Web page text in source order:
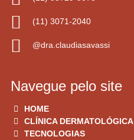
(11) 3071-2040
@dra.claudiasavassi
Navegue pelo site
HOME
CLÍNICA DERMATOLÓGICA
TECNOLOGIAS